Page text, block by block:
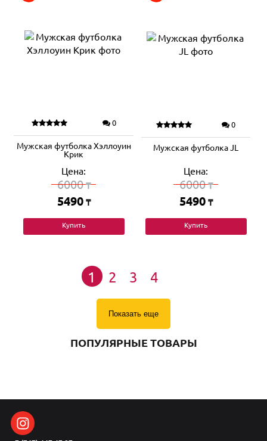
0
Мужская футболка Хэллоуин
Крик
Цена:
6000₸
5490 ₸
Купить
0
Мужская футболка JL
Цена:
6000₸
5490 ₸
Купить
1 2 3 4
Показать еще
ПОПУЛЯРНЫЕ ТОВАРЫ